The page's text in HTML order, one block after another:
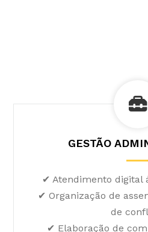
GESTÃO
✔ Atendimento digital
✔ Organização de
de
✔ Elaboração de